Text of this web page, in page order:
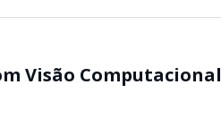
Visão Computacional